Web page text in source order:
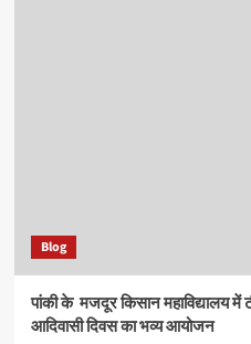
Blog
पांकी के ​ मजदूर किसान महाविद्यालय में
आदिवासी दिवस का भव्य आयोजन